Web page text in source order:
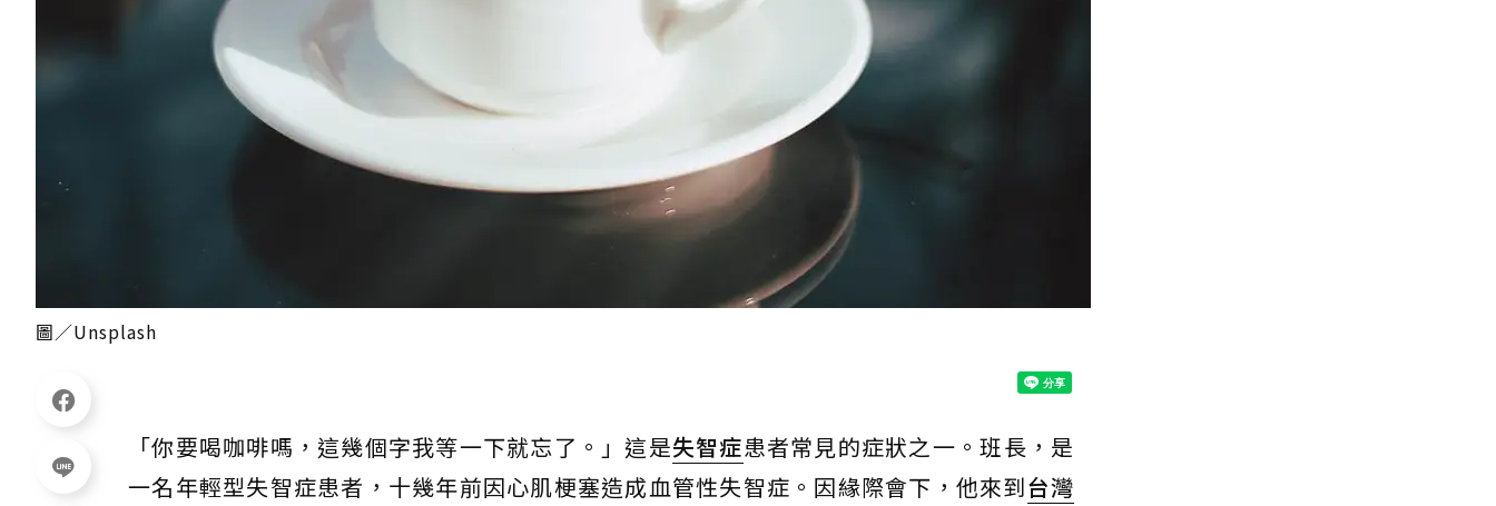
圖／Unsplash
「你要喝咖啡嗎，這幾個字我等一下就忘了。」這是失智症患者常見的症狀之一。班長，是
一名年輕型失智症患者，十幾年前因心肌梗塞造成血管性失智症。因緣際會下，他來到台灣